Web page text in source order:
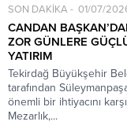
SON DAKİKA 01/07/
CANDAN
ZOR GÜNLERE
YATIRIM
Tekirdağ Büyükşehir
tarafından
önemli bir ihtiyacını
Mezarlık,...